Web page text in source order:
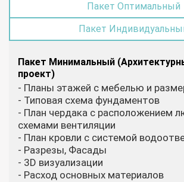
Пакет Оптимальный
Пакет
Пакет Минимальный
проект)
- Планы этажей с мебелью и
- Типовая схема фундаментов
- План чердака с расположением
схемами вентиляции
- План кровли с системой
- Разрезы, Фасады
- 3D визуализации
- Расход основных материалов